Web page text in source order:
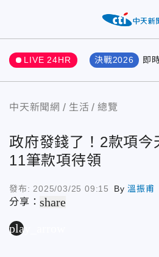
LIVE 24HR 決戰2026 即
中天新聞網 生活 總覽
政府發錢了！2款項
11筆款項待領
發布: 2025/03/25 09:15 By溫振甫
分享：share
play_arrow